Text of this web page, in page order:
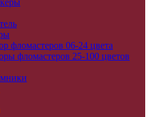
фломастеров 06-24 цвета
фломастеров 25-100 цветов